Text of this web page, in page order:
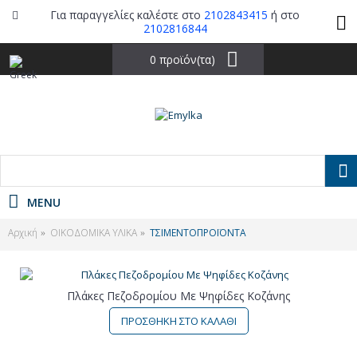
Για παραγγελίες καλέστε στο 2102843415 ή στο
2102816844
0 προϊόν(τα)
MENU
Αρχική ΟΙΚΟΔΟΜΙΚΑ ΥΛΙΚΑ ΤΣΙΜΕΝΤΟΠΡΟΪΟΝΤΑ
Πλάκες Πεζοδρομίου Με Ψηφίδες Κοζάνης
ΠΡΟΣΘΗΚΗ ΣΤΟ ΚΑΛΑΘΙ